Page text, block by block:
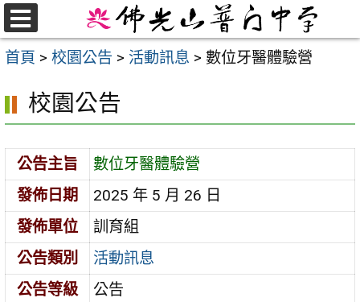
跳
至
主首頁 > 校園公告 > 活動訊息 > 數位牙醫體驗營
校園公告
公告主旨
數位牙醫體驗營
發佈日期
2025 年 5 月 26 日
發佈單位
訓育組
公告類別
活動訊息
公告等級
公告
選
單